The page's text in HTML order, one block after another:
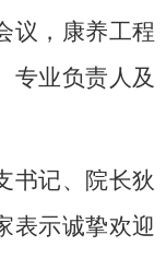
议，康养工程
专业负责人及
书记、院长狄
表示诚挚欢迎